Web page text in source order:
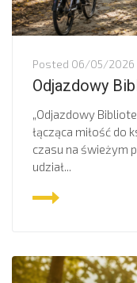
Posted 06/05/2026
Odjazdowy
„Odjazdowy
łącząca miłość do
czasu na świeżym
udział...